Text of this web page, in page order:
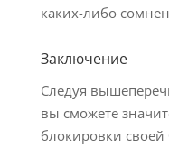
каких-либо
Заключение
Следуя
вы сможете
блокировки